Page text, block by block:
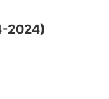
2024)